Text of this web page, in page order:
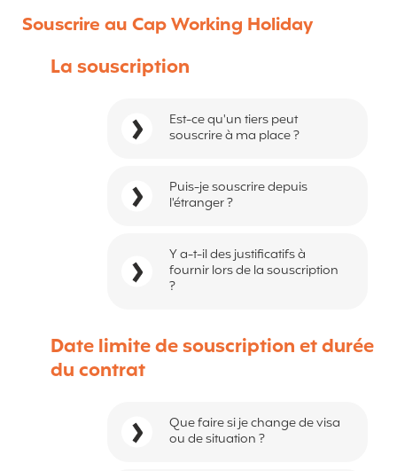
Souscrire au Cap Working Holiday
La souscription
Est-ce qu'un tiers peut
souscrire à ma place ?
Puis-je souscrire depuis
l'étranger ?
Y a-t-il des justificatifs à
fournir lors de la souscription
?
Date limite de souscription et durée
du contrat
Que faire si je change de visa
ou de situation ?